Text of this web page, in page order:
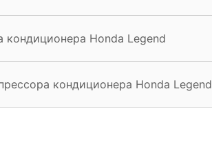
Honda Legend
кондиционера Honda Legend